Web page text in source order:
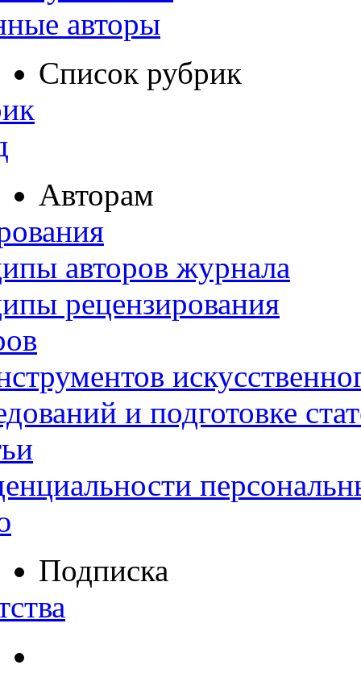
авторы
Список рубрик
Авторам
авторов журнала
рецензирования
и подготовке
Подписка